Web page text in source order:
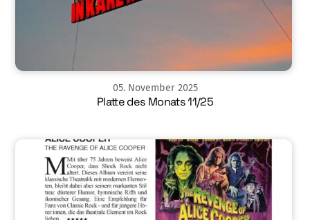
05. November 2025
Platte des Monats 11/25